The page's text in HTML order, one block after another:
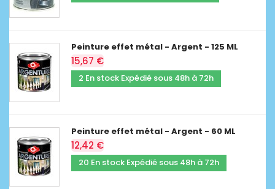
Peinture effet métal - Argent - 125 ML
15,67 €
2 En stock Expédié sous 48h à 72h
Peinture effet métal - Argent - 60 ML
12,42 €
20 En stock Expédié sous 48h à 72h